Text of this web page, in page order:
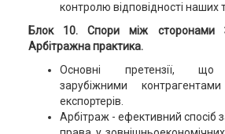
контролю відповідності наших
Блок 10. Спори між сторонами
Арбітражна практика.
Основні претензії, що
зарубіжними
експортерів.
Арбітраж - ефективний спосіб